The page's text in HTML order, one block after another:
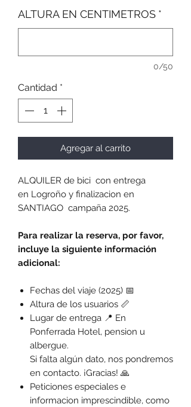
ALTURA EN CENTIMETROS *
0/50
Cantidad *
Agregar al carrito
ALQUILER de bici con entrega
en Logroño y finalizacion en
SANTIAGO campaña 2025.
Para realizar la reserva, por favor,
incluye la siguiente información
adicional:
Fechas del viaje (2025) 📅
Altura de los usuarios 📏
Lugar de entrega 📍 En
Ponferrada Hotel, pension u
albergue.
Si falta algún dato, nos pondremos
en contacto. ¡Gracias! 🙏
Peticiones especiales e
informacion imprescindible, como